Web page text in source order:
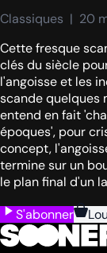
Classiques  |  20
Cette fresque
clés du siècle
l'angoisse et les
scande quelques
entend en fait
époques', pour
concept,
termine sur un
le plan final d'un
S'abonner